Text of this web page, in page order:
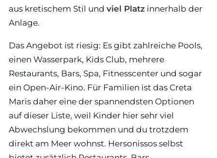
aus kretischem Stil und viel Platz innerhalb der
Anlage.
Das Angebot ist riesig: Es gibt zahlreiche Pools,
einen Wasserpark, Kids Club, mehrere
Restaurants, Bars, Spa, Fitnesscenter und sogar
ein Open-Air-Kino. Für Familien ist das Creta
Maris daher eine der spannendsten Optionen
auf dieser Liste, weil Kinder hier sehr viel
Abwechslung bekommen und du trotzdem
direkt am Meer wohnst. Hersonissos selbst